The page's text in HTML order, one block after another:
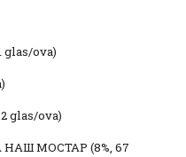
glas/ova)
glas/ova)
НАШ МОСТАР (8%, 67